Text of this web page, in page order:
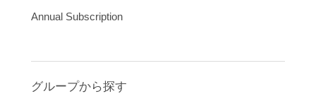
Annual Subscription
グループから探す